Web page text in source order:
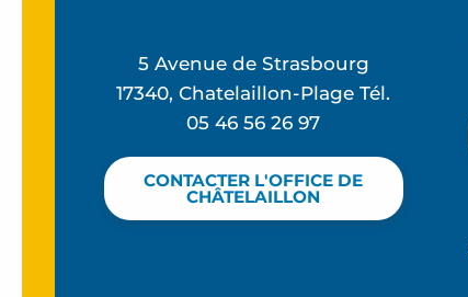
5 Avenue de Strasbourg
17340, Chatelaillon-Plage Tél.
05 46 56 26 97
CONTACTER L'OFFICE DE
CHÂTELAILLON